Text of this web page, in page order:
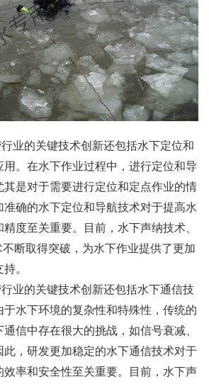
业的关键技术创新还包括水下定位和
。在水下作业过程中，进行定位和导
其是对于需要进行定位和定点作业的情
准确的水下定位和导航技术对于提高水
度至关重要。目前，水下声纳技术、
不断取得突破，为水下作业提供了更加
。
业的关键技术创新还包括水下通信技
水下环境的复杂性和特殊性，传统的
信中存在很大的挑战，如信号衰减、
此，研发更加稳定的水下通信技术对于
效率和安全性至关重要。目前，水下声